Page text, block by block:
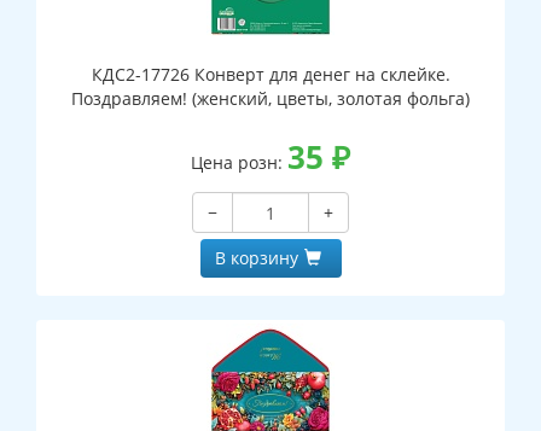
КДС2-17726 Конверт для денег на склейке.
Поздравляем! (женский, цветы, золотая фольга)
Цена розн: 35 ₽
−
+
В корзину